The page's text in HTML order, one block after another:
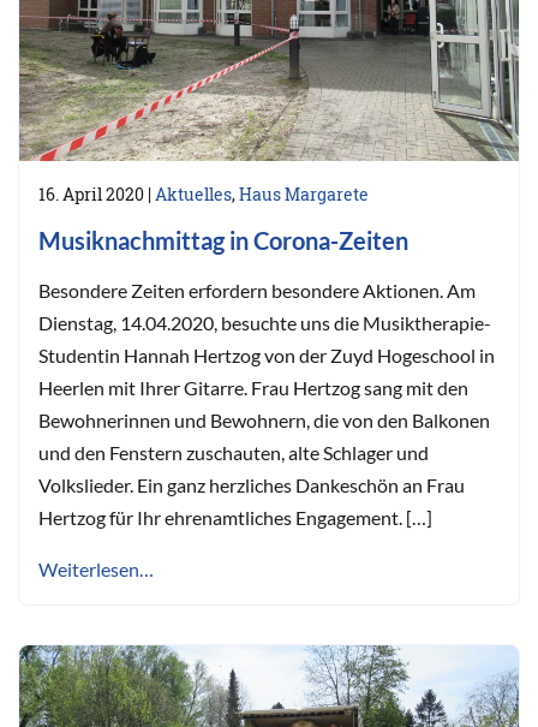
16. April 2020 | Aktuelles,Haus Margarete
Musiknachmittag in Corona-Zeiten
Besondere Zeiten erfordern besondere Aktionen. Am
Dienstag, 14.04.2020, besuchte uns die Musiktherapie-
Studentin Hannah Hertzog von der Zuyd Hogeschool in
Heerlen mit Ihrer Gitarre. Frau Hertzog sang mit den
Bewohnerinnen und Bewohnern, die von den Balkonen
und den Fenstern zuschauten, alte Schlager und
Volkslieder. Ein ganz herzliches Dankeschön an Frau
Hertzog für Ihr ehrenamtliches Engagement. […]
Weiterlesen…